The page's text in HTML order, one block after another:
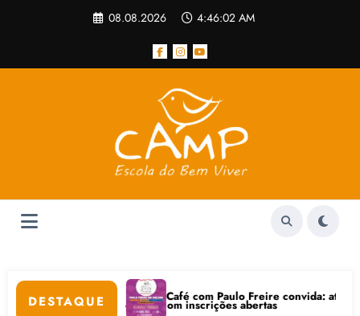
08.08.2026 4:46:03 AM
DESTAQUE
está com inscrições abertas
Café com Paulo Freire convida: ato público e pedagógica